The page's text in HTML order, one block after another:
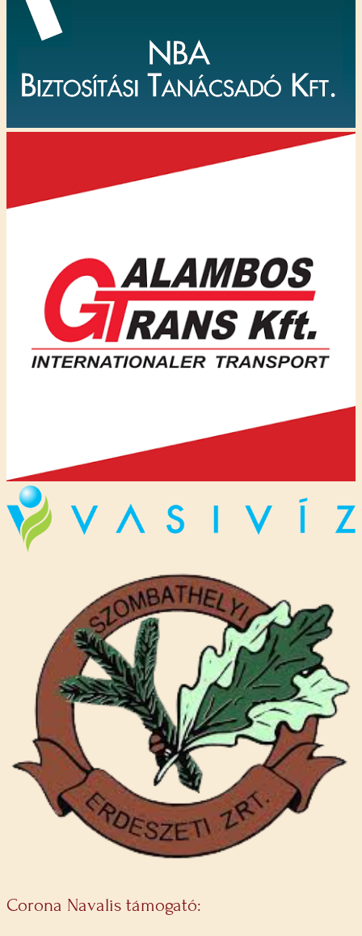
Corona Navalis támogató: